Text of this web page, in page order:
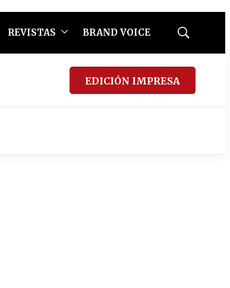
REVISTAS BRAND VOICE
Mostrar
EDICIÓN IMPRESA